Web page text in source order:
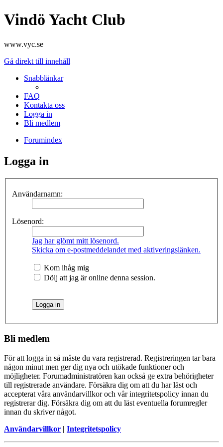
Vindö Yacht Club
www.vyc.se
Gå direkt till innehåll
Snabblänkar
FAQ
Kontakta oss
Logga in
Bli medlem
Forumindex
Logga in
Användarnamn:
Lösenord:
Jag har glömt mitt lösenord.
Skicka om e-postmeddelandet med aktiveringslänken.
Kom ihåg mig
Dölj att jag är online denna session.
Bli medlem
För att logga in så måste du vara registrerad. Registreringen tar bara
någon minut men ger dig nya och utökade funktioner och
möjligheter. Forumadministratören kan också ge extra behörigheter
till registrerade användare. Försäkra dig om att du har läst och
accepterat våra användarvillkor och vår integritetspolicy innan du
registrerar dig. Försäkra dig om att du läst eventuella forumregler
innan du skriver något.
Användarvillkor | Integritetspolicy